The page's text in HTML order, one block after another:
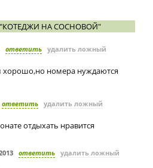
НА СОСНОВОЙ"
ответить удалить ложный
хорошо,но номера нуждаются
ответить удалить ложный
отдыхать нравится
ответить удалить ложный